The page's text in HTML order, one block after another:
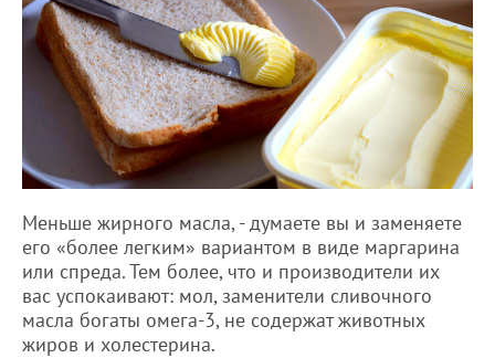
Меньше жирного масла, - думаете вы и заменяете
его «более легким» вариантом в виде маргарина
или спреда. Тем более, что и производители их
вас успокаивают: мол, заменители сливочного
масла богаты омега-3, не содержат животных
жиров и холестерина.